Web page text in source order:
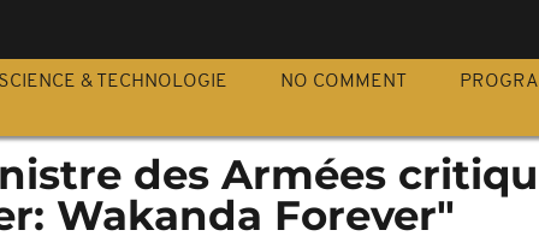
SCIENCE & TECHNOLOGIE NO COMMENT
des Armées
Wakanda Forever"